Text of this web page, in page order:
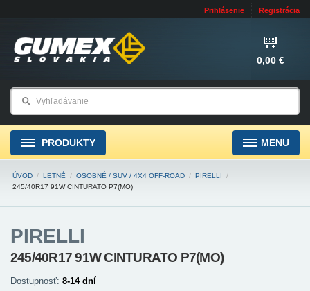
Prihlásenie Registrácia
0,00 €
PRODUKTY MENU
ÚVOD / LETNÉ / OSOBNÉ / SUV / 4X4 OFF-ROAD / PIRELLI
/
245/40R17 91W CINTURATO P7(MO)
PIRELLI
245/40R17 91W CINTURATO P7(MO)
Dostupnosť: 8-14 dní